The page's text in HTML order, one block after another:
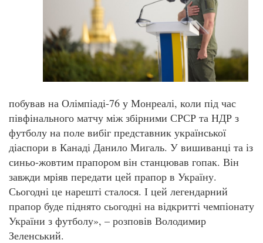
побував на Олімпіаді-76 у Монреалі, коли під час
півфінального матчу між збірними СРСР та НДР з
футболу на поле вибіг представник української
діаспори в Канаді Данило Мигаль. У вишиванці та із
синьо-жовтим прапором він станцював гопак. Він
завжди мріяв передати цей прапор в Україну.
Сьогодні це нарешті сталося. І цей легендарний
прапор буде піднято сьогодні на відкритті чемпіонату
України з футболу», – розповів Володимир
Зеленський.